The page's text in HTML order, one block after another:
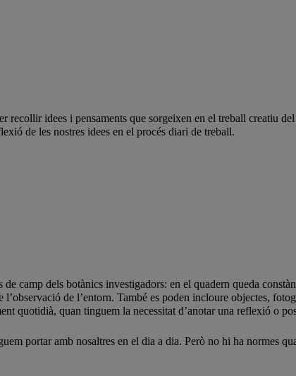
recollir idees i pensaments que sorgeixen en el treball creatiu
de les nostres idees en el procés diari de treball.
camp dels botànics investigadors: en el quadern queda
de l’entorn. També es poden incloure objectes,
quotidià, quan tinguem la necessitat d’anotar una reflexió o
portar amb nosaltres en el dia a dia. Però no hi ha normes